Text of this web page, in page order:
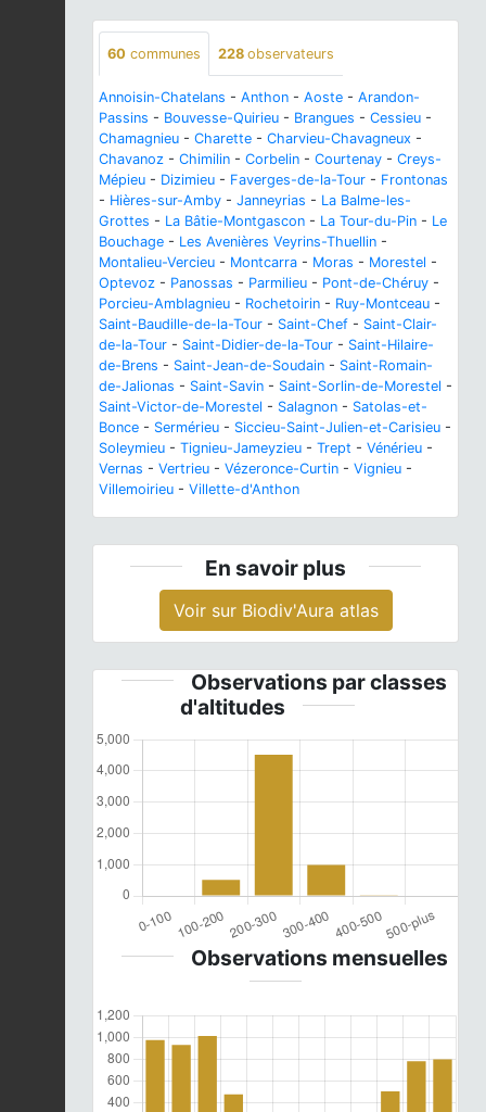
60 communes 228 observateurs
Annoisin-Chatelans - Anthon - Aoste - Arandon-
Passins - Bouvesse-Quirieu - Brangues - Cessieu -
Chamagnieu - Charette - Charvieu-Chavagneux -
Chavanoz - Chimilin - Corbelin - Courtenay - Creys-
Mépieu - Dizimieu - Faverges-de-la-Tour - Frontonas
- Hières-sur-Amby - Janneyrias - La Balme-les-
Grottes - La Bâtie-Montgascon - La Tour-du-Pin - Le
Bouchage - Les Avenières Veyrins-Thuellin -
Montalieu-Vercieu - Montcarra - Moras - Morestel -
Optevoz - Panossas - Parmilieu - Pont-de-Chéruy -
Porcieu-Amblagnieu - Rochetoirin - Ruy-Montceau -
Saint-Baudille-de-la-Tour - Saint-Chef - Saint-Clair-
de-la-Tour - Saint-Didier-de-la-Tour - Saint-Hilaire-
de-Brens - Saint-Jean-de-Soudain - Saint-Romain-
de-Jalionas - Saint-Savin - Saint-Sorlin-de-Morestel -
Saint-Victor-de-Morestel - Salagnon - Satolas-et-
Bonce - Sermérieu - Siccieu-Saint-Julien-et-Carisieu -
Soleymieu - Tignieu-Jameyzieu - Trept - Vénérieu -
Vernas - Vertrieu - Vézeronce-Curtin - Vignieu -
Villemoirieu - Villette-d'Anthon
En savoir plus
Voir sur Biodiv'Aura atlas
Observations par classes
d'altitudes
Observations mensuelles